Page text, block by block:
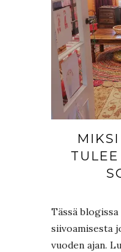
Tässä
siivoamisesta
vuoden ajan.